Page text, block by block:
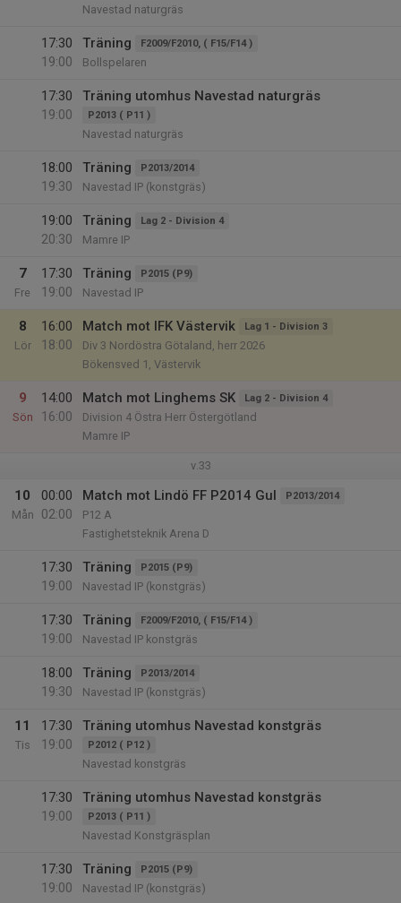
Navestad naturgräs
17:30
19:00
Träning F2009/F2010, ( F15/F14 )
Bollspelaren
17:30
19:00
Träning utomhus Navestad naturgräs
P2013 ( P11 )
Navestad naturgräs
18:00
19:30
Träning P2013/2014
Navestad IP (konstgräs)
19:00
20:30
Träning Lag 2 - Division 4
Mamre IP
7
Fre
17:30
19:00
Träning P2015 (P9)
Navestad IP
8
Lör
16:00
18:00
Match mot IFK Västervik Lag 1 - Division 3
Div 3 Nordöstra Götaland, herr 2026
Bökensved 1, Västervik
9
Sön
14:00
16:00
Match mot Linghems SK Lag 2 - Division 4
Division 4 Östra Herr Östergötland
Mamre IP
v.33
10
Mån
00:00
02:00
Match mot Lindö FF P2014 Gul P2013/2014
P12 A
Fastighetsteknik Arena D
17:30
19:00
Träning P2015 (P9)
Navestad IP (konstgräs)
17:30
19:00
Träning F2009/F2010, ( F15/F14 )
Navestad IP konstgräs
18:00
19:30
Träning P2013/2014
Navestad IP (konstgräs)
11
Tis
17:30
19:00
Träning utomhus Navestad konstgräs
P2012 ( P12 )
Navestad konstgräs
17:30
19:00
Träning utomhus Navestad konstgräs
P2013 ( P11 )
Navestad Konstgräsplan
17:30
19:00
Träning P2015 (P9)
Navestad IP (konstgräs)